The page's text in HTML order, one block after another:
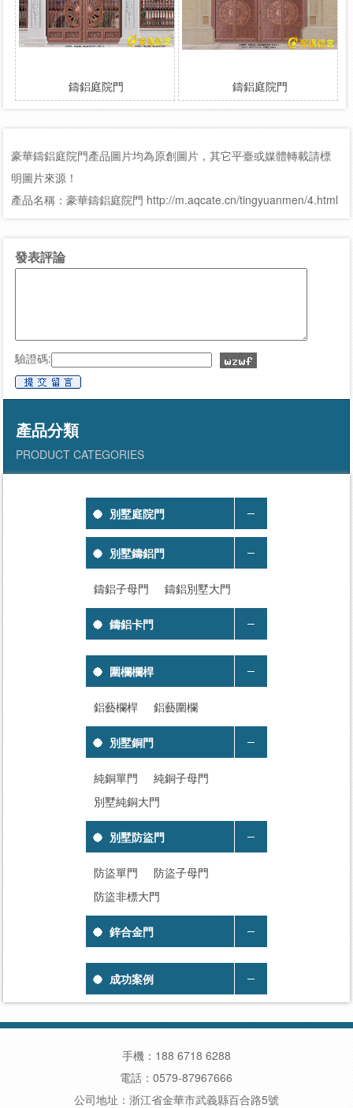
鑄鋁庭院門 鑄鋁庭院門
豪華鑄鋁庭院門產品圖片均為原創圖片，其它平臺或媒體轉載請標
明圖片來源！
產品名稱：豪華鑄鋁庭院門 http://m.aqcate.cn/tingyuanmen/4.html
發表評論
驗證碼:
產品分類
PRODUCT CATEGORIES
別墅庭院門
別墅鑄鋁門
鑄鋁子母門 鑄鋁別墅大門
鑄鋁卡門
圍欄欄桿
鋁藝欄桿 鋁藝圍欄
別墅銅門
純銅單門
純銅子母門
別墅純銅大門
別墅防盜門
防盜單門
防盜子母門
防盜非標大門
鋅合金門
成功案例
手機：188 6718 6288
電話：0579-87967666
公司地址：浙江省金華市武義縣百合路5號